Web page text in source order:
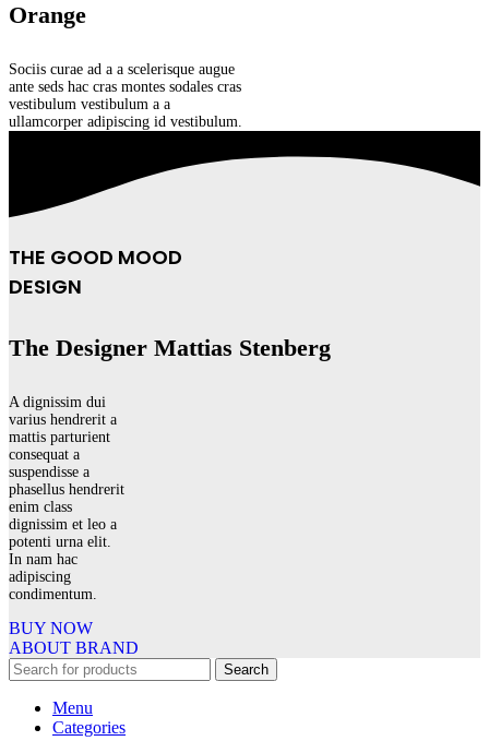
Orange
Sociis curae ad a a scelerisque augue
ante seds hac cras montes sodales cras
vestibulum vestibulum a a
ullamcorper adipiscing id vestibulum.
THE GOOD MOOD
DESIGN
The Designer Mattias Stenberg
A dignissim dui
varius hendrerit a
mattis parturient
consequat a
suspendisse a
phasellus hendrerit
enim class
dignissim et leo a
potenti urna elit.
In nam hac
adipiscing
condimentum.
BUY NOW
ABOUT BRAND
Search
Menu
Categories